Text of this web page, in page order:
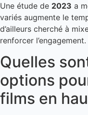
Une étude de 2023 a
variés augmente le
d’ailleurs cherché à
renforcer l’engagement.
Quelles
options
films en